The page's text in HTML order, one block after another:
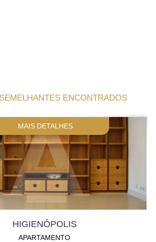
ENCONTRADOS
MAIS DETALHES
HIGIENÓPOLIS
APARTAMENTO